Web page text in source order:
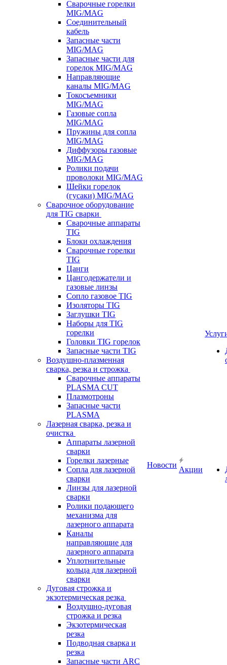
Сварочные горелки
MIG/MAG
Соединительный
кабель
Запасные части
MIG/MAG
Запасные части для
горелок MIG/MAG
Направляющие
каналы MIG/MAG
Токосъемники
MIG/MAG
Газовые сопла
MIG/MAG
Пружины для сопла
MIG/MAG
Диффузоры газовые
MIG/MAG
Ролики подачи
проволоки MIG/MAG
Шейки горелок
(гусаки) MIG/MAG
Сварочное оборудование
для TIG сварки
Сварочные аппараты
TIG
Блоки охлаждения
Сварочные горелки
TIG
Цанги
Цангодержатели и
газовые линзы
Сопло газовое TIG
Изоляторы TIG
Заглушки TIG
Наборы для TIG
горелки
Головки TIG горелок
Запасные части TIG
Воздушно-плазменная
сварка, резка и строжка
Сварочные аппараты
PLASMA CUT
Плазмотроны
Запасные части
PLASMA
Лазерная сварка, резка и
очистка
Аппараты лазерной
сварки
Горелки лазерные
Сопла для лазерной
сварки
Линзы для лазерной
сварки
Ролики подающего
механизма для
лазерного аппарата
Каналы
направляющие для
лазерного аппарата
Уплотнительные
кольца для лазерной
сварки
Дуговая строжка и
экзотермическая резка
Воздушно-дуговая
строжка и резка
Экзотермическая
резка
Подводная сварка и
резка
Запасные части ARC
Новости
Акции